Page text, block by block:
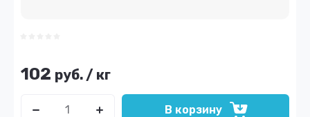
102 руб. / кг
В корзину